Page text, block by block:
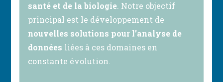
santé et de la biologie. ​Notre objectif
principal est le développement de
nouvelles solutions pour l’analyse de
données liées à ces domaines en
constante évolution.